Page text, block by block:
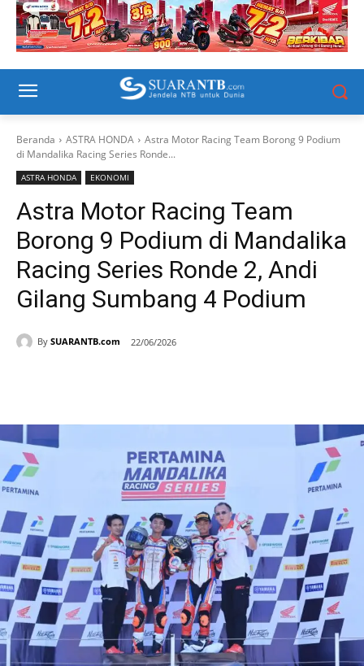
Beranda ASTRA HONDA
Astra Motor Racing Team Borong 9 Podium
di Mandalika Racing Series Ronde...
ASTRA HONDA EKONOMI
Astra Motor Racing Team
Borong 9 Podium di Mandalika
Racing Series Ronde 2, Andi
Gilang Sumbang 4 Podium
By SUARANTB.com 22/06/2026